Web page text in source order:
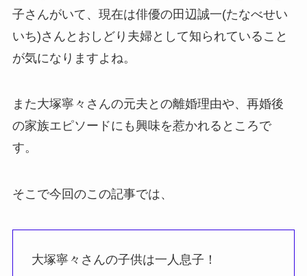
子さんがいて、現在は俳優の田辺誠一(たなべせい
いち)さんとおしどり夫婦として知られていること
が気になりますよね。
また大塚寧々さんの元夫との離婚理由や、再婚後
の家族エピソードにも興味を惹かれるところで
す。
そこで今回のこの記事では、
大塚寧々さんの子供は一人息子！